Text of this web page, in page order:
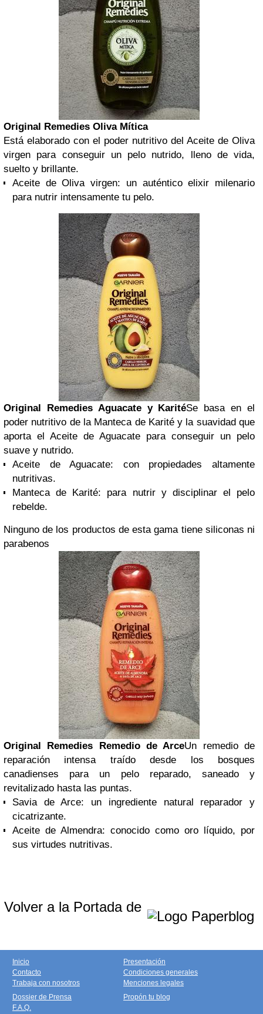
Original Remedies Oliva Mítica
Está elaborado con el poder nutritivo del Aceite de Oliva
virgen para conseguir un pelo nutrido, lleno de vida,
suelto y brillante.
Aceite de Oliva virgen: un auténtico elixir milenario
para nutrir intensamente tu pelo.
Original Remedies Aguacate y KaritéSe basa en el
poder nutritivo de la Manteca de Karité y la suavidad que
aporta el Aceite de Aguacate para conseguir un pelo
suave y nutrido.
Aceite de Aguacate: con propiedades altamente
nutritivas.
Manteca de Karité: para nutrir y disciplinar el pelo
rebelde.
Ninguno de los productos de esta gama tiene siliconas ni
parabenos
Original Remedies Remedio de ArceUn remedio de
reparación intensa traído desde los bosques
canadienses para un pelo reparado, saneado y
revitalizado hasta las puntas.
Savia de Arce: un ingrediente natural reparador y
cicatrizante.
Aceite de Almendra: conocido como oro líquido, por
sus virtudes nutritivas.
Volver a la Portada de
Inicio
Contacto
Trabaja con nosotros
Presentación
Condiciones generales
Menciones legales
Dossier de Prensa
F.A.Q.
Propón tu blog